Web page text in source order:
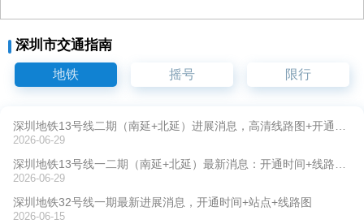
深圳市交通指南
地铁 摇号 限行
2026-06-29
2026-06-29
深圳地铁32号线一期最新进展消息，开通时间+站点+线路图
2026-06-15